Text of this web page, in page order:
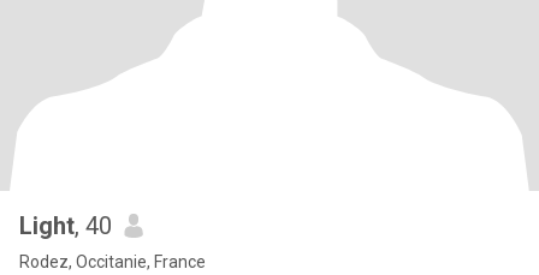
Light, 40
Rodez, Occitanie, France